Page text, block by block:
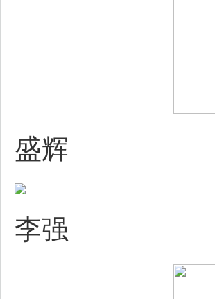
盛辉
李强